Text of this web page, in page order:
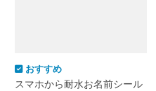
おすすめ
スマホから耐水お名前シール